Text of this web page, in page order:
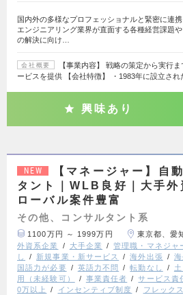
国内外の多様なプロフェッショナルと緊密に連
エンジニアリング業界が直面する各種経営課題
の解決に向け…
会社概要
【事業内容】 戦略の策定から実行
ービスを提供 【会社特徴】 ・1983年に設立さ
興味あり
NEW
【マネージャー】自
タント｜WLB良好｜大手外
ローバル案件豊富
その他、コンサルタント系
1100万円 ～ 1999万円
東京都、愛
外資系企業
大手企業 管理職・マネジャ
し
新規事業・新サービス 海外出張
国語力が必要
英語力不問 転勤なし
用（未経験可）
事業責任者 サービス責
0万以上
インセンティブ制度 フレック